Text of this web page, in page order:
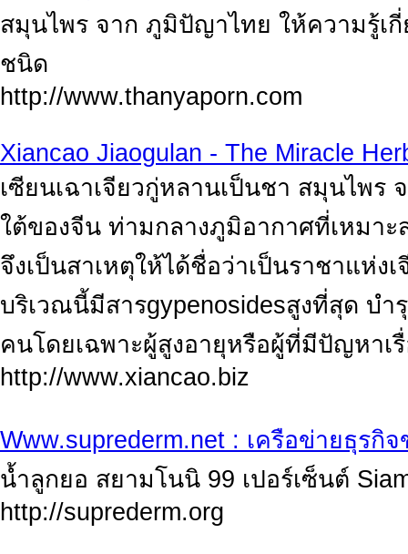
สมุนไพร จาก ภูมิปัญาไทย ให้ความรู้เ
ชนิด
http://www.thanyaporn.com
Xiancao Jiaogulan - The Miracle
เซียนเฉาเจียวกู่หลานเป็นชา สมุนไพ
ใต้ของจีน ท่ามกลางภูมิอากาศที่เหมา
จึงเป็นสาเหตุให้ได้ชื่อว่าเป็นราชาแห่ง
บริเวณนี้มีสารgypenosidesสูงที่สุด บำ
คนโดยเฉพาะผู้สูงอายุหรือผู้ที่มีปัญหาเ
http://www.xiancao.biz
Www.suprederm.net : เครือข่ายธุรกิ
น้ำลูกยอ สยามโนนิ 99 เปอร์เซ็นต์
http://suprederm.org